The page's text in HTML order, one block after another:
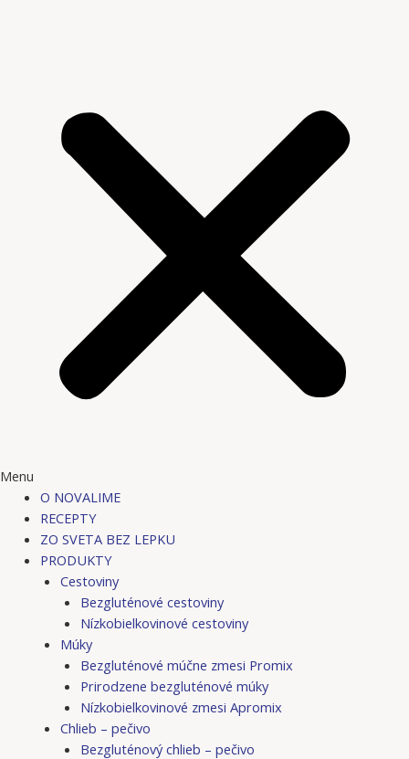
Menu
O NOVALIME
RECEPTY
ZO SVETA BEZ LEPKU
PRODUKTY
Cestoviny
Bezgluténové cestoviny
Nízkobielkovinové cestoviny
Múky
Bezgluténové múčne zmesi Promix
Prirodzene bezgluténové múky
Nízkobielkovinové zmesi Apromix
Chlieb – pečivo
Bezgluténový chlieb – pečivo